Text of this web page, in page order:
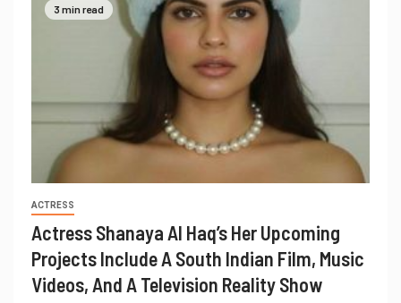
3 min read
ACTRESS
Actress Shanaya Al Haq’s Her Upcoming
Projects Include A South Indian Film, Music
Videos, And A Television Reality Show